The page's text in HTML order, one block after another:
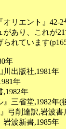
オリエント』
あり、これが
れています
年
出版社,1981年
年
年
三省堂,1982年(
弓削達訳,岩波書
波新書,1985年